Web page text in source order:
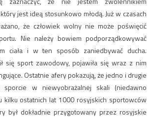
jest ideą stosunkowo młodą. Już w czasach
że człowiek wolny nie może poświęcić
Nie należy bowiem podporządkowywać
ciała i w ten sposób zaniedbywać ducha.
się sport zawodowy, pojawiła się wraz z nim
Ostatnie afery pokazują, że jedno i drugie
w niewyobrażalnej skali (niedawno
kilku ostatnich lat 1000 rosyjskich sportowców
był dokładnie przygotowany przez rosyjskie